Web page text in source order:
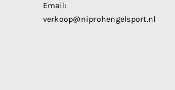
Email:
verkoop@niprohengelsport.nl